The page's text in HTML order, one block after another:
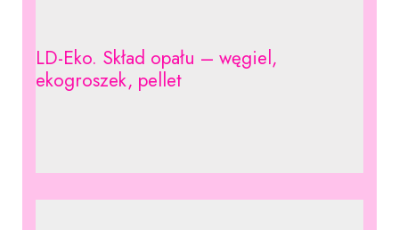
LD-Eko. Skład opału – węgiel,
ekogroszek, pellet